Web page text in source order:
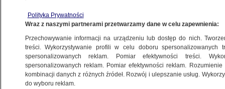
w hokeja na dnie basenu
15.05.2015, 17:50
Udostępnij
Polityka Prywatności
Wraz z naszymi partnerami przetwarzamy dane w celu zapewnienia:
Przechowywanie informacji na urządzeniu lub dostęp do nich.
treści. Wykorzystywanie profili w celu doboru spersonalizowanych
spersonalizowanych reklam. Pomiar efektywności treści.
spersonalizowanych reklam. Pomiar efektywności reklam.
kombinacji danych z różnych źródeł. Rozwój i ulepszanie usług.
do wyboru reklam.